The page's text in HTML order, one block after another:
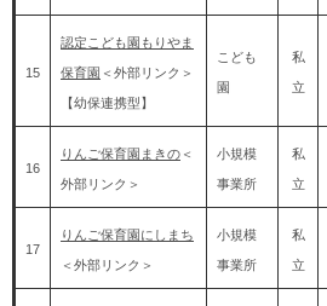
15
認定こども園もりやま
保育園 ＜外部リンク＞
【幼保連携型】
こども
園
私
立
16
りんご保育園まきの ＜
外部リンク＞
小規模
事業所
私
立
17
りんご保育園にしまち
＜外部リンク＞
小規模
事業所
私
立